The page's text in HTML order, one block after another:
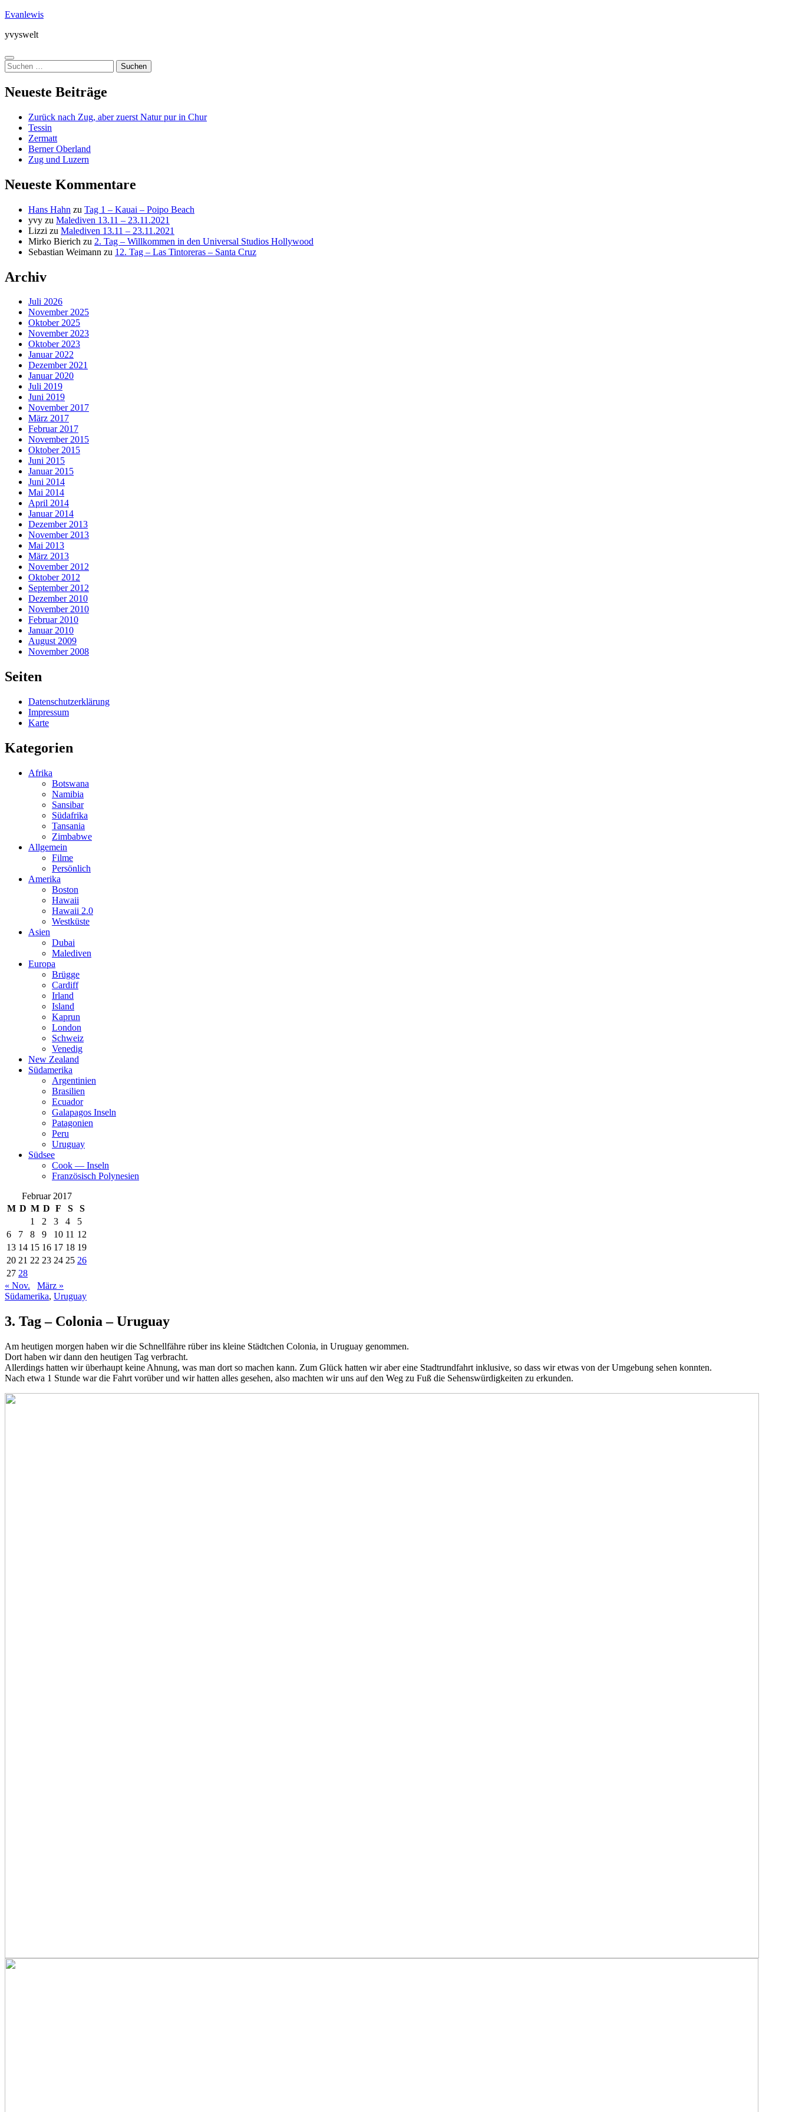
Zum
springen
Evanlewis
yvyswelt
Menü
Suchen
nach:
Neueste Beiträge
Zurück nach Zug, aber zuerst Natur pur in Chur
Tessin
Zermatt
Berner Oberland
Zug und Luzern
Neueste Kommentare
Hans Hahn zu Tag 1 – Kauai – Poipo Beach
yvy zu Malediven 13.11 – 23.11.2021
Lizzi zu Malediven 13.11 – 23.11.2021
Mirko Bierich zu 2. Tag – Willkommen in den Universal Studios Hollywood
Sebastian Weimann zu 12. Tag – Las Tintoreras – Santa Cruz
Archiv
Juli 2026
November 2025
Oktober 2025
November 2023
Oktober 2023
Januar 2022
Dezember 2021
Januar 2020
Juli 2019
Juni 2019
November 2017
März 2017
Februar 2017
November 2015
Oktober 2015
Juni 2015
Januar 2015
Juni 2014
Mai 2014
April 2014
Januar 2014
Dezember 2013
November 2013
Mai 2013
März 2013
November 2012
Oktober 2012
September 2012
Dezember 2010
November 2010
Februar 2010
Januar 2010
August 2009
November 2008
Seiten
Datenschutzerklärung
Impressum
Karte
Kategorien
Afrika
Botswana
Namibia
Sansibar
Südafrika
Tansania
Zimbabwe
Allgemein
Filme
Persönlich
Amerika
Boston
Hawaii
Hawaii 2.0
Westküste
Asien
Dubai
Malediven
Europa
Brügge
Cardiff
Irland
Island
Kaprun
London
Schweiz
Venedig
New Zealand
Südamerika
Argentinien
Brasilien
Ecuador
Galapagos Inseln
Patagonien
Peru
Uruguay
Südsee
Cook — Inseln
Französisch Polynesien
Februar 2017
M D M D F S
S
1
2 3 4
5
6
7 8 9 10 11 12
13 14 15 16 17 18 19
20 21 22 23 24 25 26
27 28
« Nov.
März »
Südamerika, Uruguay
3. Tag – Colonia – Uruguay
Am heutigen morgen haben wir die Schnellfähre rüber ins kleine Städtchen Colonia, in Uruguay genommen.
Dort haben wir dann den heutigen Tag verbracht.
Allerdings hatten wir überhaupt keine Ahnung, was man dort so machen kann. Zum Glück hatten wir aber eine Stadtrundfahrt inklusive, so dass wir etwas von der Umgebung sehen konnten.
Nach etwa 1 Stunde war die Fahrt vorüber und wir hatten alles gesehen, also machten wir uns auf den Weg zu Fuß die Sehenswürdigkeiten zu erkunden.